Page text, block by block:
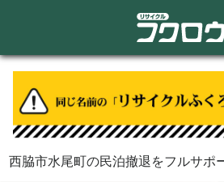
西脇市水尾町の民泊撤退をフルサポ